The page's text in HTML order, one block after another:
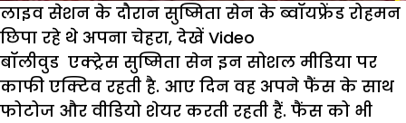
लाइव सेशन के दौरान सुष्मिता सेन के ब्वॉयफ्रेंड रोहमन
छिपा रहे थे अपना चेहरा, देखें Video
बॉलीवुड एक्ट्रेस सुष्मिता सेन इन सोशल मीडिया पर
काफी एक्टिव रहती है. आए दिन वह अपने फैंस के साथ
फोटोज और वीडियो शेयर करती रहती हैं. फैंस को भी